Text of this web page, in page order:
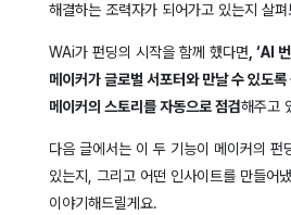
해결하는 조력자가 되어가고 있는지 살펴
WAi가 펀딩의 시작을 함께 했다면, ‘AI
메이커가 글로벌 서포터와 만날 수 있도록
메이커의 스토리를 자동으로 점검해주고
다음 글에서는 이 두 기능이 메이커의 펀
있는지, 그리고 어떤 인사이트를 만들어
이야기해드릴게요.